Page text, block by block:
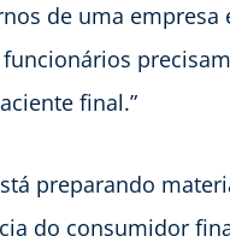
de uma
final.”
preparando
do consumidor